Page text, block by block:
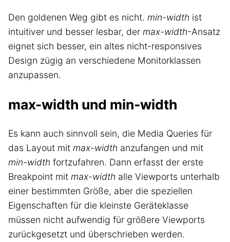
Den goldenen Weg gibt es nicht. min-width ist
intuitiver und besser lesbar, der max-width-Ansatz
eignet sich besser, ein altes nicht-responsives
Design zügig an verschiedene Monitorklassen
anzupassen.
max-width und min-width
Es kann auch sinnvoll sein, die Media Queries für
das Layout mit max-width anzufangen und mit
min-width fortzufahren. Dann erfasst der erste
Breakpoint mit max-width alle Viewports unterhalb
einer bestimmten Größe, aber die speziellen
Eigenschaften für die kleinste Geräteklasse
müssen nicht aufwendig für größere Viewports
zurückgesetzt und überschrieben werden.